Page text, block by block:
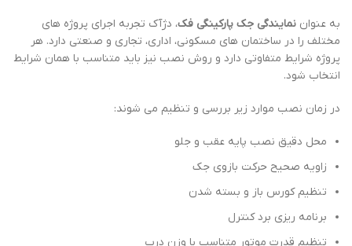
به عنوان نمایندگی جک پارکینگی فک، دژآک تجربه اجرای پروژه های
مختلف را در ساختمان های مسکونی، اداری، تجاری و صنعتی دارد. هر
پروژه شرایط متفاوتی دارد و روش نصب نیز باید متناسب با همان شرایط
انتخاب شود.
در زمان نصب موارد زیر بررسی و تنظیم می شوند:
محل دقیق نصب پایه عقب و جلو
زاویه صحیح حرکت بازوی جک
تنظیم کورس باز و بسته شدن
برنامه ریزی برد کنترل
تنظیم قدرت موتور متناسب با وزن درب